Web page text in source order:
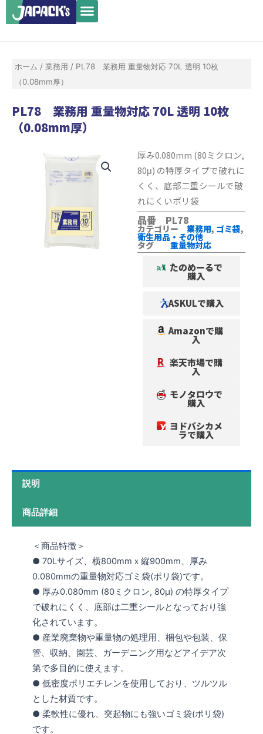
容
メ
ニ
ホーム / 業務用 / PL78 業務用 重量物対応 70L 透明 10枚
（0.08mm厚）
PL78 業務用 重量物対応 70L 透明 10枚
（0.08mm厚）
厚み0.080mm (80ミクロン,
80μ) の特厚タイプで破れに
くく、底部二重シールで破
れにくいポリ袋
品番 PL78
カテゴリー 業務用, ゴミ袋,
衛生用品・その他
タグ 重量物対応
たのめーるで
購入
ASKULで購入
Amazonで購
入
楽天市場で購
入
モノタロウで
購入
ヨドバシカメ
ラで購入
説明
商品詳細
＜商品特徴＞
● 70Lサイズ、横800mmｘ縦900mm、厚み
0.080mmの重量物対応ゴミ袋(ポリ袋)です。
● 厚み0.080mm (80ミクロン, 80μ) の特厚タイプ
で破れにくく、底部は二重シールとなっており強
化されています。
● 産業廃棄物や重量物の処理用、梱包や包装、保
管、収納、園芸、ガーデニング用などアイデア次
第で多目的に使えます。
● 低密度ポリエチレンを使用しており、ツルツル
とした材質です。
● 柔軟性に優れ、突起物にも強いゴミ袋(ポリ袋)
です。